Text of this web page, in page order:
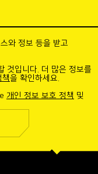
와 정보 등을 받고
것입니다. 더 많은 정보를
을 확인하세요.
개인 정보 보호 정책 및